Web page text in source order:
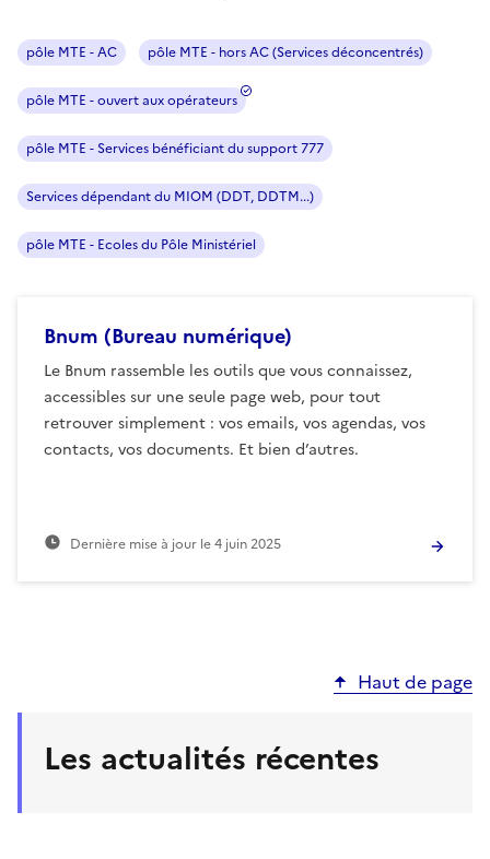
pôle MTE - AC pôle MTE - hors AC (Services déconcentrés)
pôle MTE - ouvert aux opérateurs
pôle MTE - Services bénéficiant du support 777
Services dépendant du MIOM (DDT, DDTM...)
pôle MTE - Ecoles du Pôle Ministériel
Bnum (Bureau numérique)
Le Bnum rassemble les outils que vous connaissez,
accessibles sur une seule page web, pour tout
retrouver simplement : vos emails, vos agendas, vos
contacts, vos documents. Et bien d’autres.
Dernière mise à jour le4 juin 2025
Haut de page
Les actualités récentes